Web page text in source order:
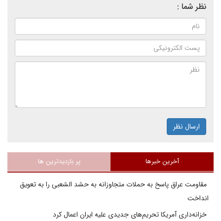
نظر شما :
ارسال نظر
آخرین خبرها پر بازدیدترین ها
مقاومت عراق پاسخ به حملات متجاوزانه به حشد الشعبی را به تعویق
انداخت
خزانه‌داری آمریکا تحریم‌های جدیدی علیه ایران اعمال کرد